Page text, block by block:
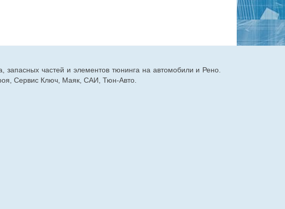
запасных частей и элементов тюнинга на автомобили и Рено.
Сервис Ключ, Маяк, САИ, Тюн-Авто.